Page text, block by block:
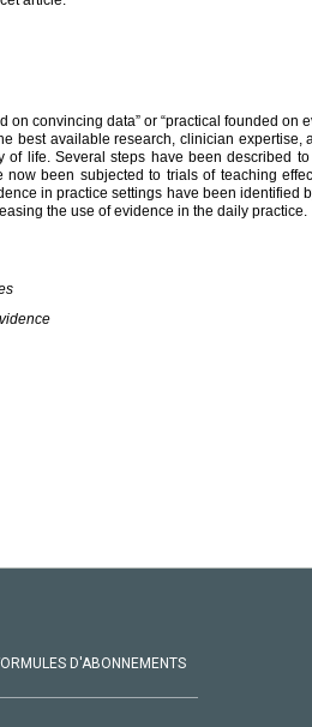
convincing data” or “practical founded on
best available research, clinician expertise,
life. Several steps have been described to
been subjected to trials of teaching
in practice settings have been identified
the use of evidence in the daily practice.
D'ABONNEMENTS